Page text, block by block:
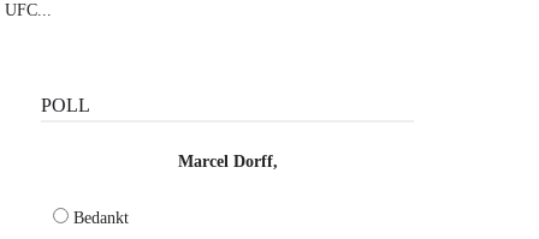
UFC...
POLL
Marcel Dorff,
Bedankt